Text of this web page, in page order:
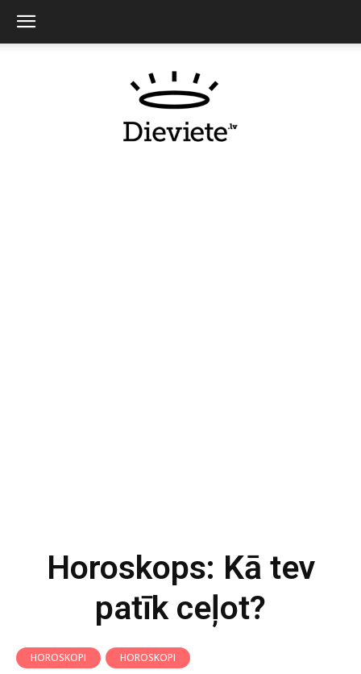
Horoskops: Kā tev
patīk ceļot?
HOROSKOPI
HOROSKOPI